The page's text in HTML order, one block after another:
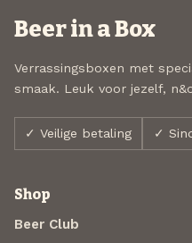
Beer in a Box
Verrassingsboxen met
smaak. Leuk voor jezelf,
✓ Veilige betaling ✓
Shop
Beer Club